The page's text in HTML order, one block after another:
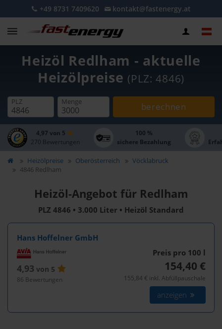
+49 8731 7409620 kontakt@fastenergy.at
Heizöl Redlham - aktuelle
Heizölpreise (PLZ: 4846)
PLZ Menge berechnen
4,97 von 5
270 Bewertungen
100 %
sichere Bezahlung
Heizölpreise Oberösterreich
Vöcklabruck
4846 Redlham
Heizöl-Angebot für Redlham
PLZ 4846 • 3.000 Liter • Heizöl Standard
Hans Hoffelner GmbH
4,93 von 5
86 Bewertungen
Preis pro 100 l
154,40 €
155,84 € inkl. Abfüllpauschale
anzeigen